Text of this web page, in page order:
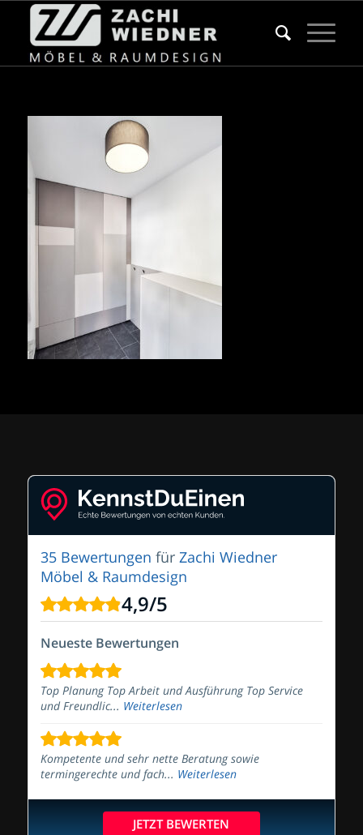
35 Bewertungen für Zachi Wiedner
Möbel & Raumdesign
4,9/5
Neueste Bewertungen
Top Planung Top Arbeit und Ausführung Top Service
und Freundlic... Weiterlesen
Kompetente und sehr nette Beratung sowie
termingerechte und fach... Weiterlesen
JETZT BEWERTEN